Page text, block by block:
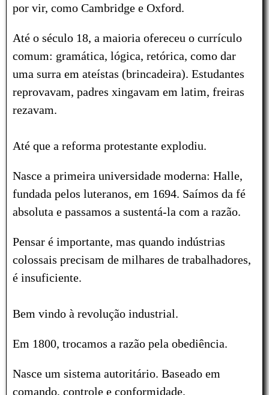
por vir, como Cambridge e Oxford.
Até o século 18, a maioria ofereceu o currículo
comum: gramática, lógica, retórica, como dar
uma surra em ateístas (brincadeira). Estudantes
reprovavam, padres xingavam em latim, freiras
rezavam.
Até que a reforma protestante explodiu.
Nasce a primeira universidade moderna: Halle,
fundada pelos luteranos, em 1694. Saímos da fé
absoluta e passamos a sustentá-la com a razão.
Pensar é importante, mas quando indústrias
colossais precisam de milhares de trabalhadores,
é insuficiente.
Bem vindo à revolução industrial.
Em 1800, trocamos a razão pela obediência.
Nasce um sistema autoritário. Baseado em
comando, controle e conformidade.